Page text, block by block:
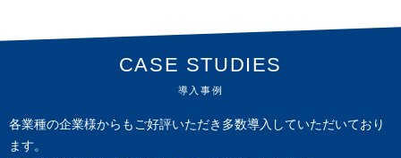
CASE STUDIES
導入事例
各業種の企業様からもご好評いただき多数導入していただいており
ます。